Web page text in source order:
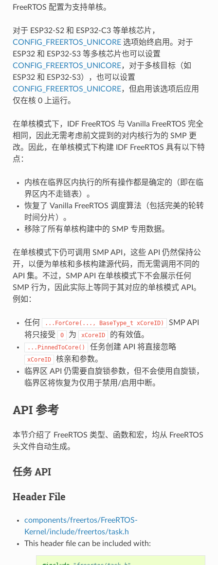
FreeRTOS 配置为支持单核。
对于 ESP32-S2 和 ESP32-C3 等单核芯片，
CONFIG_FREERTOS_UNICORE选项始终启用。对于
ESP32 和 ESP32-S3 等多核芯片也可以设置
CONFIG_FREERTOS_UNICORE，对于多核目标（如
ESP32 和 ESP32-S3），也可以设置
CONFIG_FREERTOS_UNICORE，但启用该选项后应用
仅在核 0 上运行。
在单核模式下，IDF FreeRTOS 与 Vanilla FreeRTOS 完全
相同，因此无需考虑前文提到的对内核行为的 SMP 更
改。因此，在单核模式下构建 IDF FreeRTOS 具有以下特
点：
内核在临界区内执行的所有操作都是确定的（即在临
界区内不走链表）。
恢复了 Vanilla FreeRTOS 调度算法（包括完美的轮转
时间分片）。
移除了所有单核构建中的 SMP 专用数据。
在单核模式下仍可调用 SMP API，这些 API 仍然保持公
开，以便为单核和多核构建源代码，而无需调用不同的
API 集。不过，SMP API 在单核模式下不会展示任何
SMP 行为，因此实际上等同于其对应的单核模式 API。
例如：
任何 ...ForCore(..., BaseType_t xCoreID)
SMP API
将只接受
0 为 xCoreID 的有效值。
...PinnedToCore() 任务创建 API 将直接忽略
xCoreID
核亲和参数。
临界区 API 仍需要自旋锁参数，但不会使用自旋锁，
临界区将恢复为仅用于禁用/启用中断。
API 参考
本节介绍了 FreeRTOS 类型、函数和宏，均从 FreeRTOS
头文件自动生成。
任务 API
Header File
components/freertos/FreeRTOS-
Kernel/include/freertos/task.h
This header file can be included with: